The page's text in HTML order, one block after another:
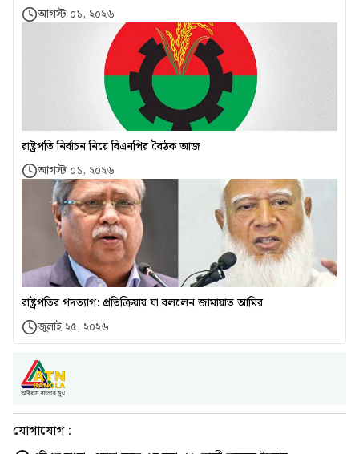
আগস্ট ০১, ২০২৬
রাষ্ট্রপতি নির্বাচন নিয়ে বিএনপির বৈঠক আজ
আগস্ট ০১, ২০২৬
রাষ্ট্রপতির পদত্যাগ: প্রতিক্রিয়ায় যা বললেন জামায়াত আমির
জুলাই ২৫, ২০২৬
যোগাযোগ :